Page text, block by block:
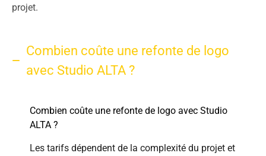
projet.
Combien coûte une refonte de logo
avec Studio ALTA ?
Combien coûte une refonte de logo avec Studio
ALTA ?
Les tarifs dépendent de la complexité du projet et